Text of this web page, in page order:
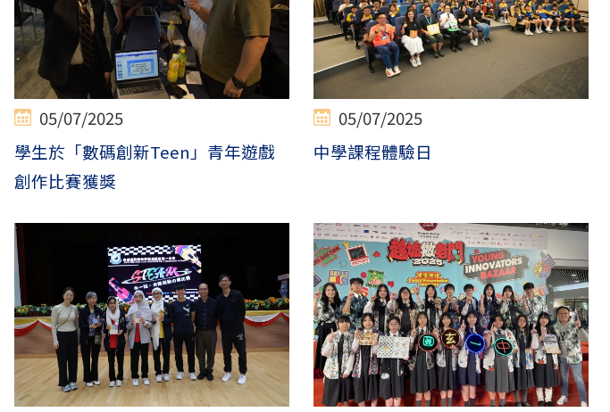
05/07/2025
學生於「數碼創新Teen」青年遊戲
創作比賽獲獎
05/07/2025
中學課程體驗日